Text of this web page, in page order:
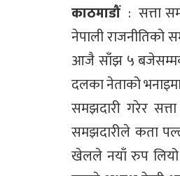
काठमाडौं: सत्ता
नेपाली राजनीतिको
आजै साँझ ५ बजेसम्मको
दलका नेताको
समझदारी गरेर
समझदारीले कता
खेलले नयाँ रुप लियो।